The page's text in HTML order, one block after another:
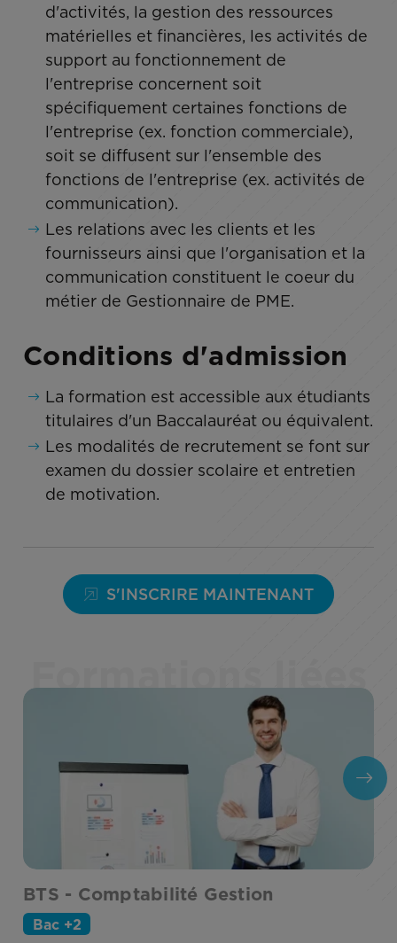
d'activités, la gestion des ressources
matérielles et financières, les activités de
support au fonctionnement de
l'entreprise concernent soit
spécifiquement certaines fonctions de
l'entreprise (ex. fonction commerciale),
soit se diffusent sur l'ensemble des
fonctions de l'entreprise (ex. activités de
communication).
Les relations avec les clients et les
fournisseurs ainsi que l'organisation et la
communication constituent le coeur du
métier de Gestionnaire de PME.
Conditions d'admission
La formation est accessible aux étudiants
titulaires d'un Baccalauréat ou équivalent.
Les modalités de recrutement se font sur
examen du dossier scolaire et entretien
de motivation.
S'INSCRIRE MAINTENANT
Formations liées
BTS - Comptabilité Gestion
Bac +2